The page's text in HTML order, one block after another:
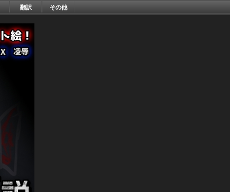
翻訳 その他